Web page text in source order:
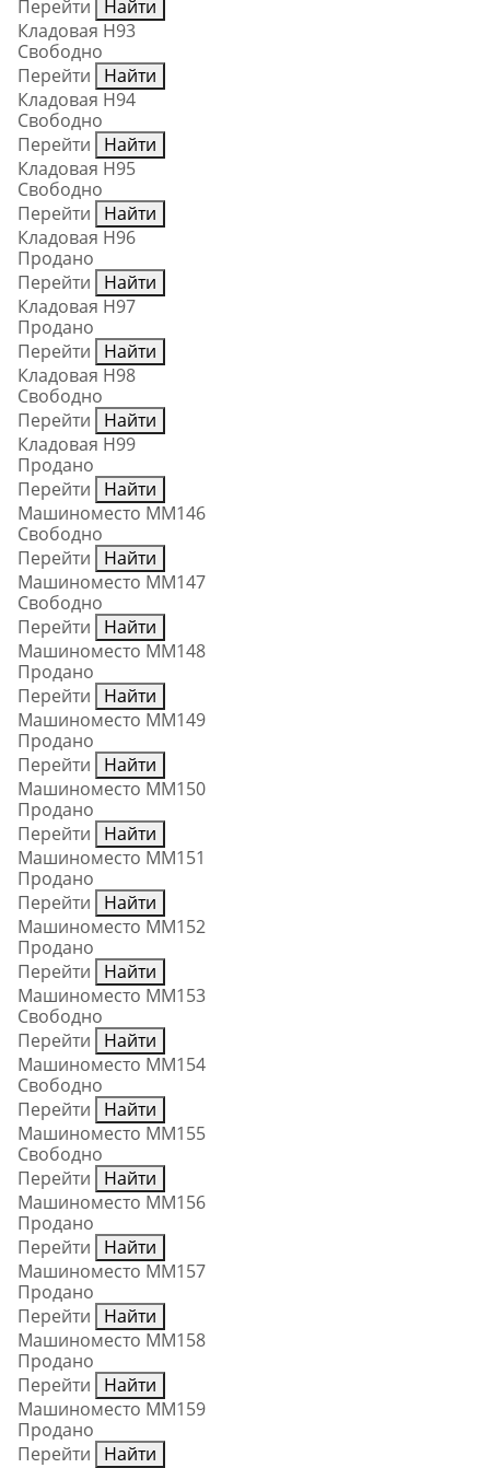
Перейти
Найти
Кладовая Н93
Свободно
Перейти
Найти
Кладовая Н94
Свободно
Перейти
Найти
Кладовая Н95
Свободно
Перейти
Найти
Кладовая Н96
Продано
Перейти
Найти
Кладовая Н97
Продано
Перейти
Найти
Кладовая Н98
Свободно
Перейти
Найти
Кладовая Н99
Продано
Перейти
Найти
Машиноместо ММ146
Свободно
Перейти
Найти
Машиноместо ММ147
Свободно
Перейти
Найти
Машиноместо ММ148
Продано
Перейти
Найти
Машиноместо ММ149
Продано
Перейти
Найти
Машиноместо ММ150
Продано
Перейти
Найти
Машиноместо ММ151
Продано
Перейти
Найти
Машиноместо ММ152
Продано
Перейти
Найти
Машиноместо ММ153
Свободно
Перейти
Найти
Машиноместо ММ154
Свободно
Перейти
Найти
Машиноместо ММ155
Свободно
Перейти
Найти
Машиноместо ММ156
Продано
Перейти
Найти
Машиноместо ММ157
Продано
Перейти
Найти
Машиноместо ММ158
Продано
Перейти
Найти
Машиноместо ММ159
Продано
Перейти
Найти